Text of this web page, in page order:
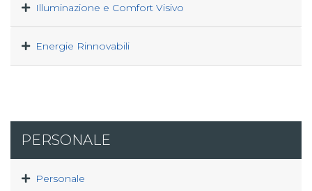
Illuminazione e Comfort Visivo
Energie Rinnovabili
PERSONALE
Personale